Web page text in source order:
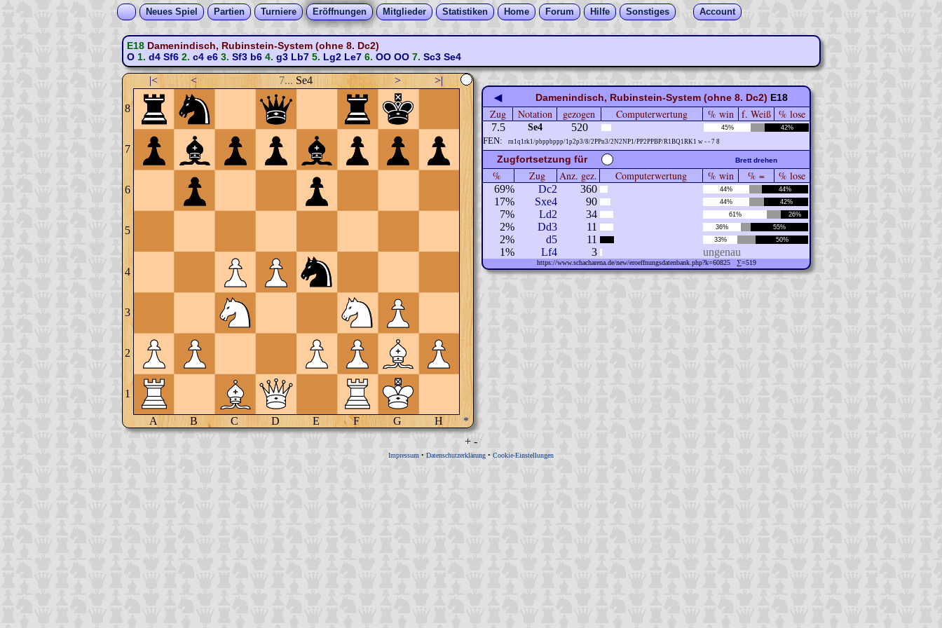
Neues Spiel Partien Turniere Eröffnungen Mitglieder Statistiken Home Forum Hilfe Sonstiges Account
E18 Damenindisch, Rubinstein-System (ohne 8. Dc2)
O1. d4 Sf62. c4 e63. Sf3 b64. g3 Lb75. Lg2 Le76. OO OO7. Sc3 Se4
|< < 7... Se4 > >|
8
7
6
5
4
3
2
1
A B C D E F G H *
◀ Damenindisch, Rubinstein-System (ohne 8. Dc2) E18
Zug Notation gezogen Computerwertung % win f. Weiß % lose
7.5 Se4 520 45% 42%
FEN: rn1q1rk1/pbppbppp/1p2p3/8/2PPn3/2N2NP1/PP2PPBP/R1BQ1RK1 w - - 7 8
Zugfortsetzung für Brett drehen
% Zug Anz. gez. Computerwertung % win % = % lose
69% Dc2 360 44% 44%
17% Sxe4 90 44% 42%
7% Ld2 34 61% 26%
2% Dd3 11 36% 55%
2% d5 11 33% 50%
1% Lf4 3 ungenau
https://www.schacharena.de/new/eroeffnungsdatenbank.php?k=60825 ∑=519
+ -
Impressum • Datenschutzerklärung • Cookie-Einstellungen